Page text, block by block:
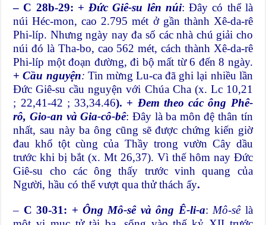
– C 28b-29: + Đức Giê-su lên núi: Đây có thể là
núi Héc-mon, cao 2.795 mét ở gần thành Xê-da-rê
Phi-líp. Nhưng ngày nay đa số các nhà chú giải cho
núi đó là Tha-bo, cao 562 mét, cách thành Xê-da-rê
Phi-líp một đoạn đường, đi bộ mất từ 6 đến 8 ngày.
+Cầu nguyện: Tin mừng Lu-ca đã ghi lại nhiều lần
Đức Giê-su cầu nguyện với Chúa Cha (x. Lc 10,21
; 22,41-42 ; 33,34.46). + Đem theo các ông Phê-
rô, Gio-an và Gia-cô-bê: Đây là ba môn đệ thân tín
nhất, sau này ba ông cũng sẽ được chứng kiến giờ
đau khổ tột cùng của Thầy trong vườn Cây dầu
trước khi bị bắt (x. Mt 26,37). Vì thế hôm nay Đức
Giê-su cho các ông thấy trước vinh quang của
Người, hầu có thể vượt qua thử thách ấy.
– C 30-31: +Ông Mô-sê và ông Ê-li-a: Mô-sê là